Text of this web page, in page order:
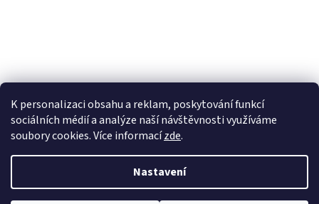
K personalizaci obsahu a reklam, poskytování funkcí
sociálních médií a analýze naší návštěvnosti využíváme
soubory cookies. Více informacízde.
Nastavení